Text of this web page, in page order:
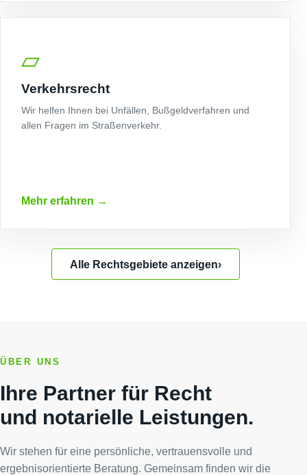
▱
Verkehrsrecht
Wir helfen Ihnen bei Unfällen, Bußgeldverfahren und
allen Fragen im Straßenverkehr.
Mehr erfahren →
Alle Rechtsgebiete anzeigen›
ÜBER UNS
Ihre Partner für Recht
und notarielle Leistungen.
Wir stehen für eine persönliche, vertrauensvolle und
ergebnisorientierte Beratung. Gemeinsam finden wir die